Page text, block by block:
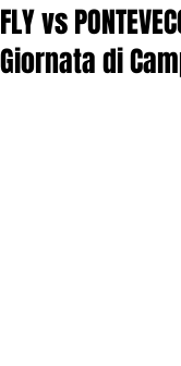
FLY vs
Giornata di